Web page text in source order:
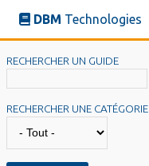
Aller
au
contenu
principal
DBM Technologies
RECHERCHER UN GUIDE
RECHERCHER UNE CATÉGORIE